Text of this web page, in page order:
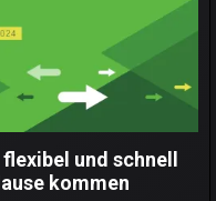
und schnell
kommen